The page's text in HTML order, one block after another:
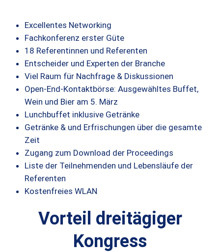
Excellentes Networking
Fachkonferenz erster Güte
18 Referentinnen und Referenten
Entscheider und Experten der Branche
Viel Raum für Nachfrage & Diskussionen
Open-End-Kontaktbörse: Ausgewähltes Buffet,
Wein und Bier am 5. März
Lunchbuffet inklusive Getränke
Getränke & und Erfrischungen über die gesamte
Zeit
Zugang zum Download der Proceedings
Liste der Teilnehmenden und Lebensläufe der
Referenten
Kostenfreies WLAN
Vorteil dreitägiger
Kongress